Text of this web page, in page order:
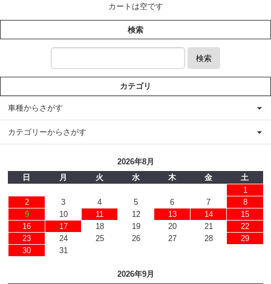
カートは空です
検索
検索
カテゴリ
車種からさがす
カテゴリーからさがす
2026年8月
日
月 火 水 木 金
土
1
2
3 4 5 6 7
8
9
10 11 12 13 14
15
16
17 18 19 20 21
22
23
24 25 26 27 28
29
30
31
2026年9月